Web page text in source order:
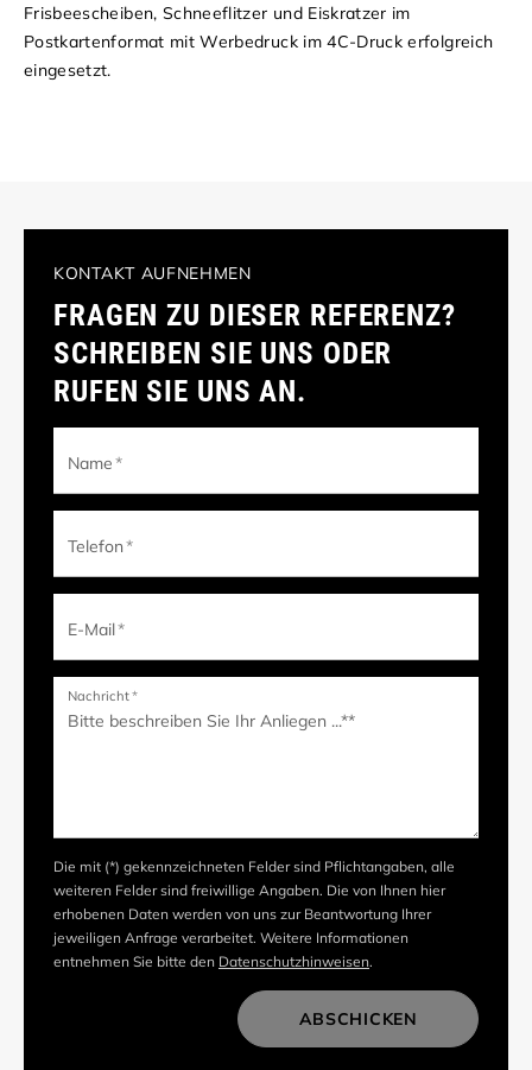
Frisbeescheiben, Schneeflitzer und Eiskratzer im
Postkartenformat mitWerbedruckim4C-Druckerfolgreich
eingesetzt.
KONTAKT AUFNEHMEN
FRAGEN ZU DIESER REFERENZ?
SCHREIBEN SIE UNS ODER
RUFEN SIE UNS AN.
Name*
Telefon*
E-Mail*
Nachricht*
Die mit (*) gekennzeichneten Felder sind Pflichtangaben, alle
weiteren Felder sind freiwillige Angaben. Die von Ihnen hier
erhobenen Daten werden von uns zur Beantwortung Ihrer
jeweiligen Anfrage verarbeitet. Weitere Informationen
entnehmen Sie bitte den Datenschutzhinweisen.
ABSCHICKEN